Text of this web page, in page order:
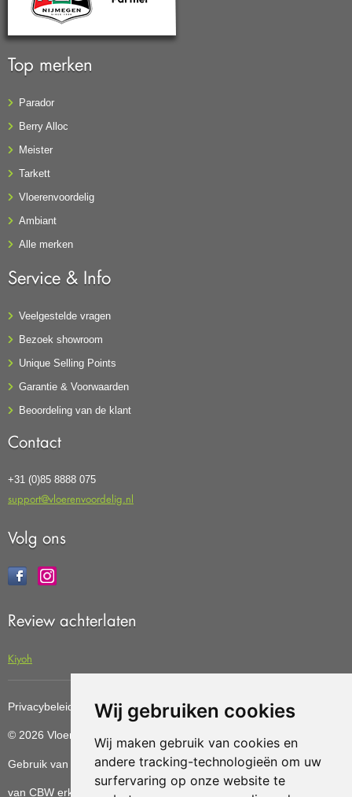
Wij gebruiken cookies
Wij maken gebruik van cookies en
andere tracking-technologieën om uw
surfervaring op onze website te
Top merken
Parador
Berry Alloc
Meister
Tarkett
Vloerenvoordelig
Ambiant
Alle merken
Service & Info
Veelgestelde vragen
Bezoek showroom
Unique Selling Points
Garantie & Voorwaarden
Beoordeling van de klant
Contact
+31 (0)85 8888 075
support@vloerenvoordelig.nl
Volg ons
Review achterlaten
Kiyoh
Privacybeleid Cookiebeleid Update cookies preferences
© 2026 Vloerenvoordelig
Gebruik van deze site betekent dat u dealgemene voorwaarden
van CBW erkende woonwinkels accepteert.